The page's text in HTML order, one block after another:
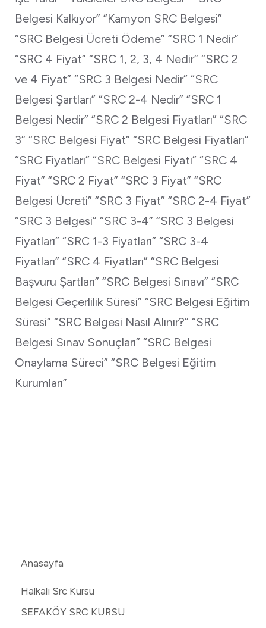
Belgesi Kalkıyor” “Kamyon SRC Belgesi”
“SRC Belgesi Ücreti Ödeme” “SRC 1 Nedir”
“SRC 4 Fiyat” “SRC 1, 2, 3, 4 Nedir” “SRC 2
ve 4 Fiyat” “SRC 3 Belgesi Nedir” “SRC
Belgesi Şartları” “SRC 2-4 Nedir” “SRC 1
Belgesi Nedir” “SRC 2 Belgesi Fiyatları” “SRC
3” “SRC Belgesi Fiyat” “SRC Belgesi Fiyatları”
“SRC Fiyatları” “SRC Belgesi Fiyatı” “SRC 4
Fiyat” “SRC 2 Fiyat” “SRC 3 Fiyat” “SRC
Belgesi Ücreti” “SRC 3 Fiyat” “SRC 2-4 Fiyat”
“SRC 3 Belgesi” “SRC 3-4” “SRC 3 Belgesi
Fiyatları” “SRC 1-3 Fiyatları” “SRC 3-4
Fiyatları” “SRC 4 Fiyatları” “SRC Belgesi
Başvuru Şartları” “SRC Belgesi Sınavı” “SRC
Belgesi Geçerlilik Süresi” “SRC Belgesi Eğitim
Süresi” “SRC Belgesi Nasıl Alınır?” “SRC
Belgesi Sınav Sonuçları” “SRC Belgesi
Onaylama Süreci” “SRC Belgesi Eğitim
Kurumları”
Anasayfa
Halkalı Src Kursu
SEFAKÖY SRC KURSU